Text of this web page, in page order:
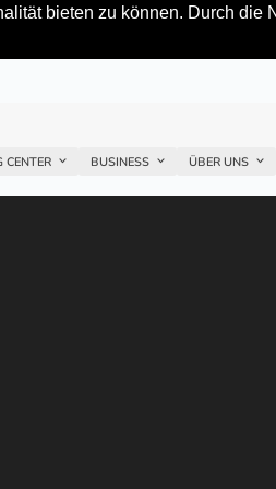
bieten zu können. Durch
CENTER BUSINESS ÜBER UNS